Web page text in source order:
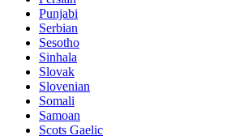
Punjabi
Serbian
Sesotho
Sinhala
Slovak
Slovenian
Somali
Samoan
Scots Gaelic